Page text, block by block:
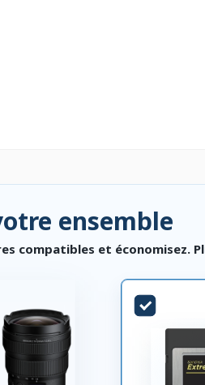
ensemble
compatibles et